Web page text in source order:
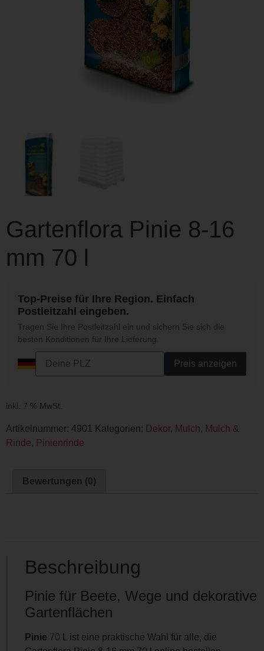
Gartenflora Pinie 8-16
mm 70 l
Top-Preise für Ihre Region. Einfach
Postleitzahl eingeben.
Tragen Sie Ihre Postleitzahl ein und sichern Sie sich die
besten Konditionen für Ihre Lieferung.
Preis anzeigen
inkl. 7 % MwSt.
Artikelnummer: 4901 Kategorien: Dekor, Mulch, Mulch &
Rinde, Pinienrinde
Bewertungen (0)
Beschreibung
Pinie für Beete, Wege und dekorative
Gartenflächen
Pinie 70 L ist eine praktische Wahl für alle, die